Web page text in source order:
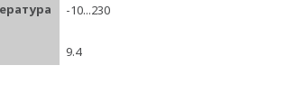
-10...230
9.4